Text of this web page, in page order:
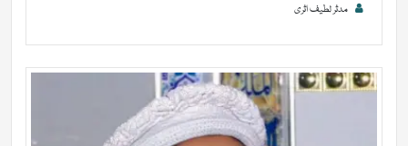
مدثر لطیف اثری